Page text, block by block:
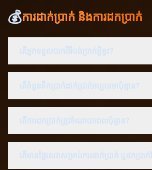
💰ការដាក់ប្រាក់ និងការដកប្រាក់
តើអ្នកទទួលយកវិធីបង់ប្រាក់អ្វីខ្លះ?
តើចំនួនទឹកប្រាក់ដាក់ប្រាក់អប្បបរមាប៉ុន្មាន?
តើការដកប្រាក់ត្រូវចំណាយពេលប៉ុន្មាន?
តើមានថ្លៃសេវាសម្រាប់ការដាក់ប្រាក់ ឬដកប្រាក់